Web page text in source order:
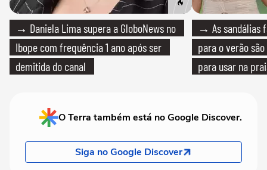
→ Daniela Lima supera a GloboNews no
Ibope com frequência 1 ano após ser
demitida do canal
→ As sandálias
para o verão
para usar na
O Terra também está no Google Discover.
Siga no Google Discover